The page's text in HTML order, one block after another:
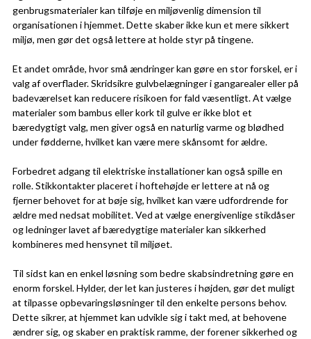
genbrugsmaterialer kan tilføje en miljøvenlig dimension til
organisationen i hjemmet. Dette skaber ikke kun et mere sikkert
miljø, men gør det også lettere at holde styr på tingene.
Et andet område, hvor små ændringer kan gøre en stor forskel, er i
valg af overflader. Skridsikre gulvbelægninger i gangarealer eller på
badeværelset kan reducere risikoen for fald væsentligt. At vælge
materialer som bambus eller kork til gulve er ikke blot et
bæredygtigt valg, men giver også en naturlig varme og blødhed
under fødderne, hvilket kan være mere skånsomt for ældre.
Forbedret adgang til elektriske installationer kan også spille en
rolle. Stikkontakter placeret i hoftehøjde er lettere at nå og
fjerner behovet for at bøje sig, hvilket kan være udfordrende for
ældre med nedsat mobilitet. Ved at vælge energivenlige stikdåser
og ledninger lavet af bæredygtige materialer kan sikkerhed
kombineres med hensynet til miljøet.
Til sidst kan en enkel løsning som bedre skabsindretning gøre en
enorm forskel. Hylder, der let kan justeres i højden, gør det muligt
at tilpasse opbevaringsløsninger til den enkelte persons behov.
Dette sikrer, at hjemmet kan udvikle sig i takt med, at behovene
ændrer sig, og skaber en praktisk ramme, der forener sikkerhed og